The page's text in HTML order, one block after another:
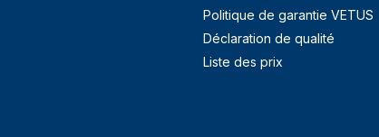
Politique de garantie VETUS
Déclaration de qualité
Liste des prix